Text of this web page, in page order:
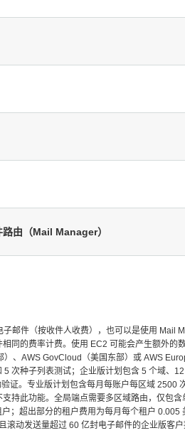
由（Mail Manager）
邮件（按收件人收费），也可以是使用 Mail
同的费率计费。使用 EC2 可能会产生额外的数
、AWS GovCloud（美国东部）或 AWS
次种子列表测试；企业版计划包含 5 个域、
证。专业版计划包含每月每账户每区域 2500
持此功能。全局端点需要多区域路由，仅包含
；超出部分的租户费用为每月每个租户 0.005
滚动发送量超过 60 亿封电子邮件的企业版客